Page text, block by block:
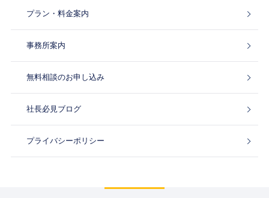
プラン・料金案内
事務所案内
無料相談のお申し込み
社長必見ブログ
プライバシーポリシー